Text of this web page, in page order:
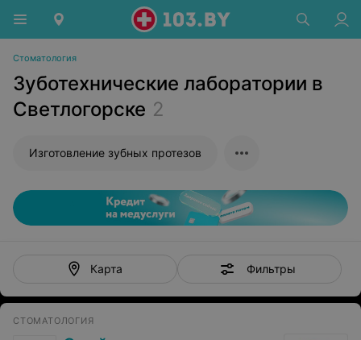
Стоматология
Зуботехнические лаборатории в
Светлогорске 2
Изготовление зубных протезов
Карта Фильтры
СТОМАТОЛОГИЯ